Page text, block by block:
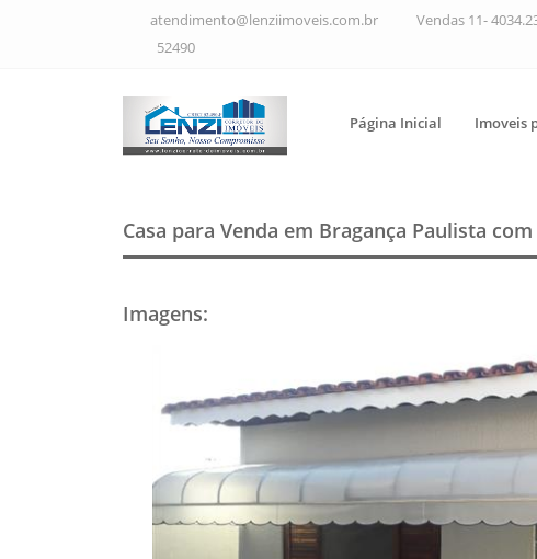
atendimento@lenziimoveis.com.br Vendas 11-
52490
Página Inicial Imoveis
Casa para Venda em Bragança Paulista
Imagens: